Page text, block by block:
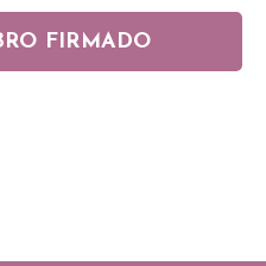
FIRMADO